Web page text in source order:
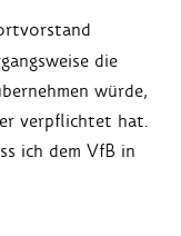
die
würde,
verpflichtet hat.
ich dem VfB in